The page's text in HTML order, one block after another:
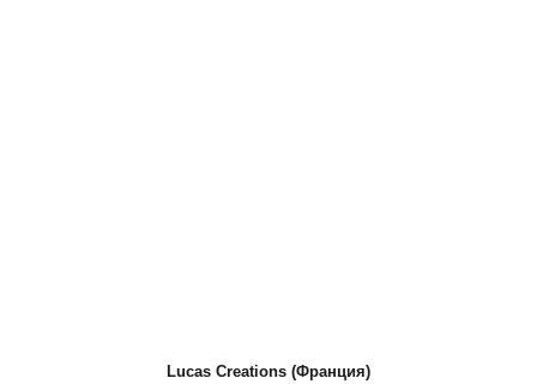
Lucas Creations (Франция)